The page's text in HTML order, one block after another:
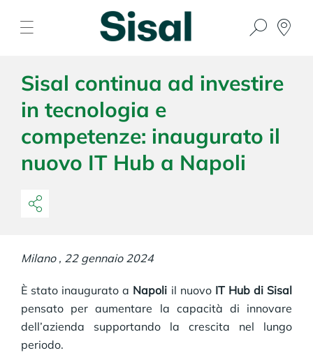
Sisal continua ad investire
in tecnologia e
competenze: inaugurato il
nuovo IT Hub a Napoli
Milano , 22 gennaio 2024
È stato inaugurato a Napoli il nuovo IT Hub di Sisal
pensato per aumentare la capacità di innovare
dell’azienda supportando la crescita nel lungo
periodo.